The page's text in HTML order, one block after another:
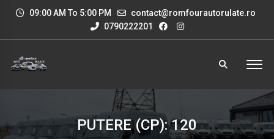
09:00 AM To 5:00 PM
contact@romfourautorulate.ro
0790222201
PUTERE (CP): 120